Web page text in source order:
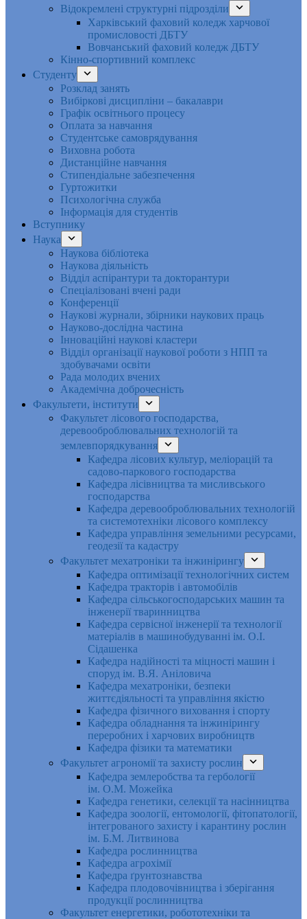
Відокремлені структурні підрозділи
Харківський фаховий коледж харчової
промисловості ДБТУ
Вовчанський фаховий коледж ДБТУ
Кінно-спортивний комплекс
Студенту
Розклад занять
Вибіркові дисципліни – бакалаври
Графік освітнього процесу
Оплата за навчання
Студентське самоврядування
Виховна робота
Дистанційне навчання
Стипендіальне забезпечення
Гуртожитки
Психологічна служба
Інформація для студентів
Вступнику
Наука
Наукова бібліотека
Наукова діяльність
Відділ аспірантури та докторантури
Спеціалізовані вчені ради
Конференції
Наукові журнали, збірники наукових праць
Науково-дослідна частина
Інноваційні наукові кластери
Відділ організації наукової роботи з НПП та
здобувачами освіти
Рада молодих вчених
Академічна доброчесність
Факультети, інститути
Факультет лісового господарства,
деревооброблювальних технологій та
землевпорядкування
Кафедра лісових культур, меліорацій та
садово-паркового господарства
Кафедра лісівництва та мисливського
господарства
Кафедра деревооброблювальних технологій
та системотехніки лісового комплексу
Кафедра управління земельними ресурсами,
геодезії та кадастру
Факультет мехатроніки та інжинірингу
Кафедра оптимізації технологічних систем
Кафедра тракторів і автомобілів
Кафедра сільськогосподарських машин та
інженерії тваринництва
Кафедра cервісної інженерії та технології
матеріалів в машинобудуванні ім. О.І.
Сідашенка
Кафедра надійності та міцності машин і
споруд ім. В.Я. Аніловича
Кафедра мехатроніки, безпеки
життєдіяльності та управління якістю
Кафедра фізичного виховання і спорту
Кафедра обладнання та інжинірингу
переробних і харчових виробництв
Кафедра фізики та математики
Факультет агрономії та захисту рослин
Кафедра землеробства та гербології
ім. О.М. Можейка
Кафедра генетики, селекції та насінництва
Кафедра зоології, ентомології, фітопатології,
інтегрованого захисту і карантину рослин
ім. Б.М. Литвинова
Кафедра рослинництва
Кафедра агрохімії
Кафедра ґрунтознавства
Кафедра плодовочівництва і зберігання
продукції рослинництва
Факультет енергетики, робототехніки та